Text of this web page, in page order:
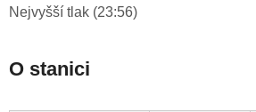
Nejvyšší tlak (23:56)
O stanici